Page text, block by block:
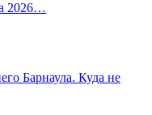
2026…
Барнаула. Куда не